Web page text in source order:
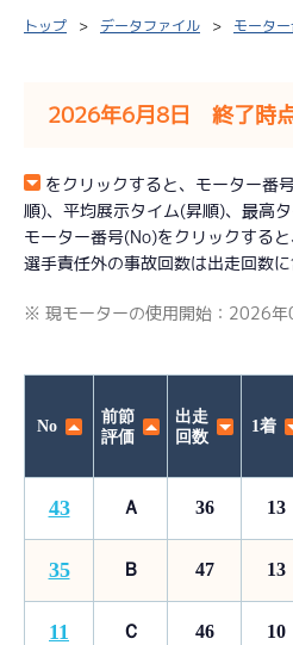
レース結果一覧
出走表PDF
モーター抽選結果・
トップ データファイル モータ
2026年6月8日 終了時
をクリックすると、モーター番
順)、平均展示タイム(昇順)、最高
モーター番号(No)をクリックする
選手責任外の事故回数は出走回数に
※ 現モーターの使用開始：2026
No
前節
評価
出走
回数
1着
43 Ａ 36 13
35 Ｂ 47 13
11 Ｃ 46 10